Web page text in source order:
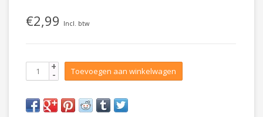
€2,99 Incl. btw
+
- Toevoegen aan winkelwagen